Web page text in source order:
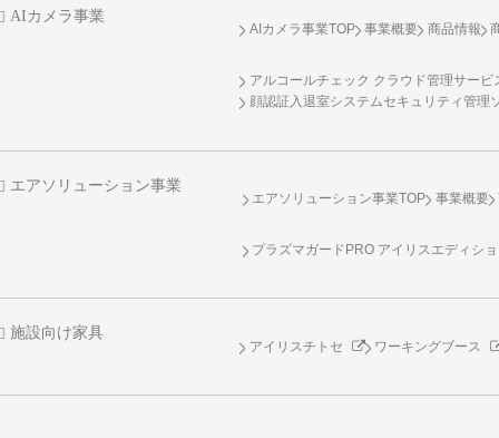
AIカメラ事業
AIカメラ事業TOP 事業概要 商品情報
アルコールチェック クラウド管理サービ
顔認証入退室システムセキュリティ管理
エアソリューション事業
エアソリューション事業TOP 事業概要
プラズマガードPRO アイリスエディシ
施設向け家具
アイリスチトセ ワーキングブース